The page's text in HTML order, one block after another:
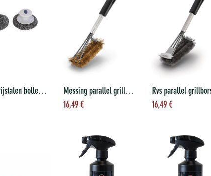
aan
2 roestvrijstalen bollen met houder
Toevoegen aan
winkelwagen
Messing parallel grillborstel
16,49 €
Toevoegen aan
winkelwagen
16,49€